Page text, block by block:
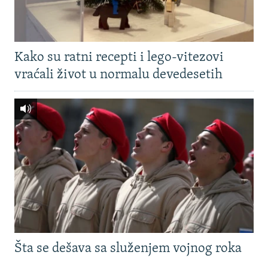
Kako su ratni recepti i lego-vitezovi
vraćali život u normalu devedesetih
Šta se dešava sa služenjem vojnog roka